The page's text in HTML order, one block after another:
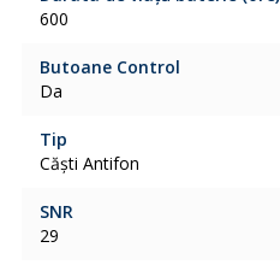
600
Butoane Control
Da
Tip
Căști Antifon
SNR
29